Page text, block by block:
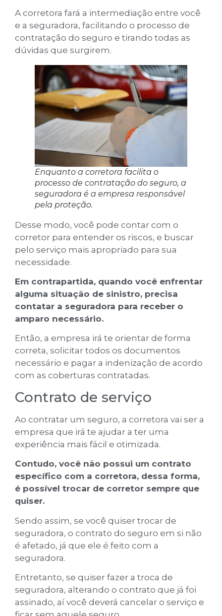
A corretora fará a intermediação entre você
e a seguradora, facilitando o processo de
contratação do seguro e tirando todas as
dúvidas que surgirem.
Enquanto a corretora facilita o
processo de contratação do seguro, a
seguradora é a empresa responsável
pela proteção.
Desse modo, você pode contar com o
corretor para entender os riscos, e buscar
pelo serviço mais apropriado para sua
necessidade.
Em contrapartida, quando você enfrentar
alguma situação de sinistro, precisa
contatar a seguradora para receber o
amparo necessário.
Então, a empresa irá te orientar de forma
correta, solicitar todos os documentos
necessário e pagar a indenização de acordo
com as coberturas contratadas.
Contrato de serviço
Ao contratar um seguro, a corretora vai ser a
empresa que irá te ajudar a ter uma
experiência mais fácil e otimizada.
Contudo, você não possui um contrato
específico com a corretora, dessa forma,
é possível trocar de corretor sempre que
quiser.
Sendo assim, se você quiser trocar de
seguradora, o contrato do seguro em si não
é afetado, já que ele é feito com a
seguradora.
Entretanto, se quiser fazer a troca de
seguradora, alterando o contrato que já foi
assinado, aí você deverá cancelar o serviço e